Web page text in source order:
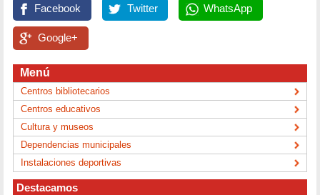
Facebook Twitter WhatsApp
Google+
Menú
Centros bibliotecarios
Centros educativos
Cultura y museos
Dependencias municipales
Instalaciones deportivas
Destacamos